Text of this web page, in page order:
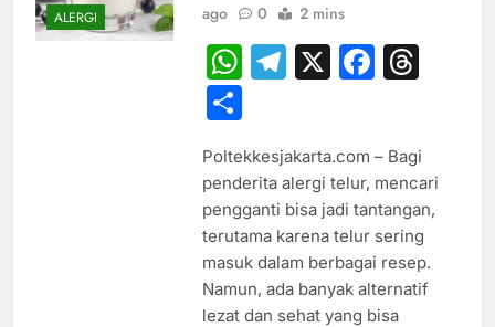
ALERGI
ago
0 2 mins
WhatsApp
Telegram
X
Share
Poltekkesjakarta.com – Bagi
penderita alergi telur, mencari
pengganti bisa jadi tantangan,
terutama karena telur sering
masuk dalam berbagai resep.
Namun, ada banyak alternatif
lezat dan sehat yang bisa